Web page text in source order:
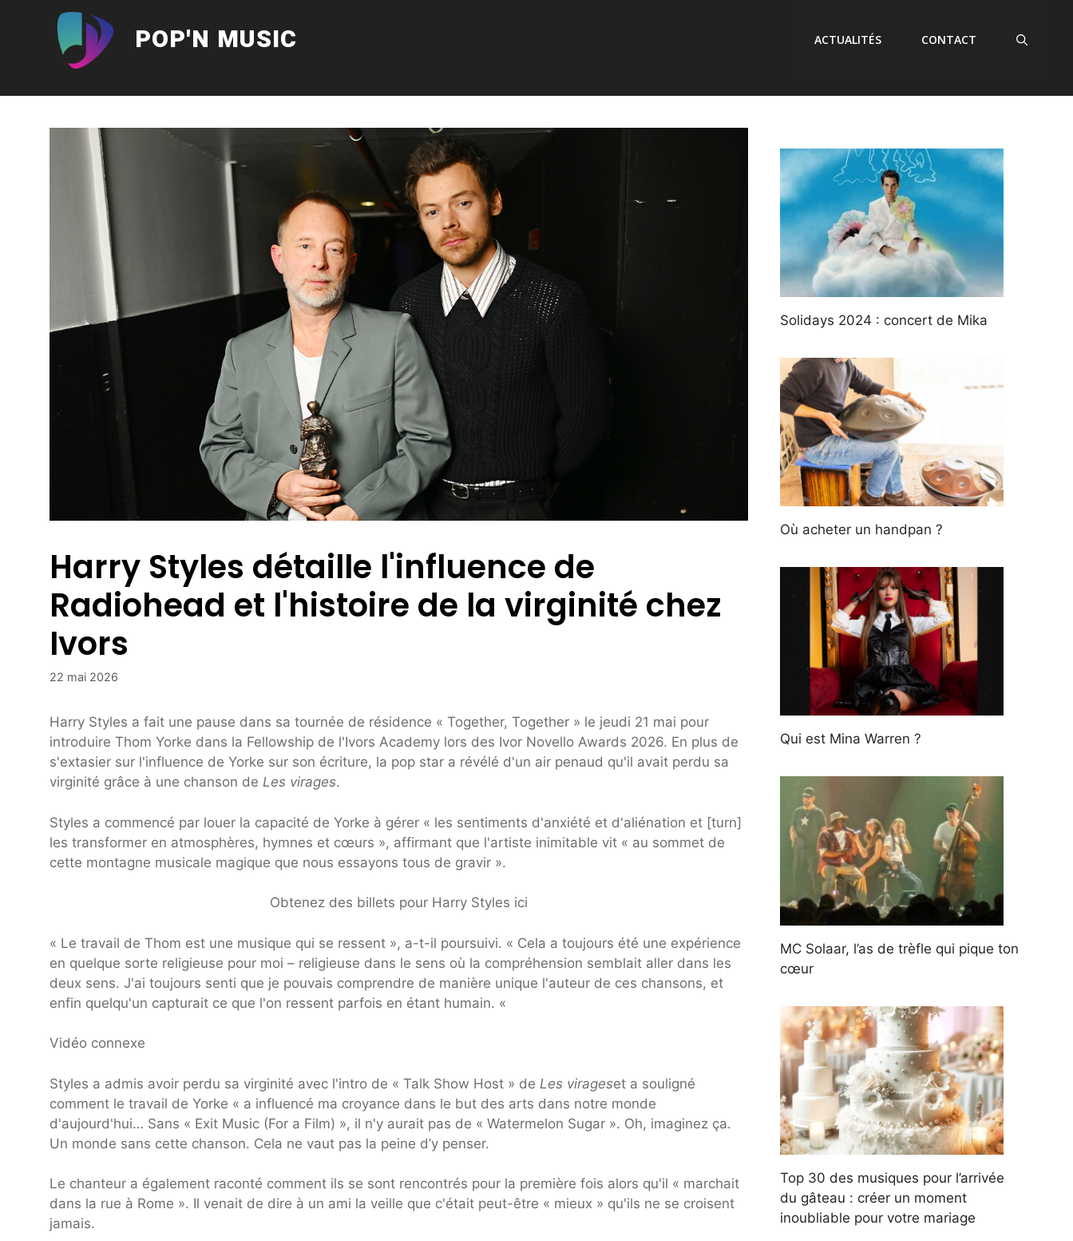
POP'N MUSIC ACTUALITÉS CONTACT
Harry Styles détaille l'influence de
Radiohead et l'histoire de la virginité chez
Ivors
22 mai 2026
Harry Styles a fait une pause dans sa tournée de résidence « Together, Together » le jeudi 21 mai pour
introduire Thom Yorke dans la Fellowship de l'Ivors Academy lors des Ivor Novello Awards 2026. En plus de
s'extasier sur l'influence de Yorke sur son écriture, la pop star a révélé d'un air penaud qu'il avait perdu sa
virginité grâce à une chanson de Les virages.
Styles a commencé par louer la capacité de Yorke à gérer « les sentiments d'anxiété et d'aliénation et [turn]
les transformer en atmosphères, hymnes et cœurs », affirmant que l'artiste inimitable vit « au sommet de
cette montagne musicale magique que nous essayons tous de gravir ».
Obtenez des billets pour Harry Styles ici
« Le travail de Thom est une musique qui se ressent », a-t-il poursuivi. « Cela a toujours été une expérience
en quelque sorte religieuse pour moi – religieuse dans le sens où la compréhension semblait aller dans les
deux sens. J'ai toujours senti que je pouvais comprendre de manière unique l'auteur de ces chansons, et
enfin quelqu'un capturait ce que l'on ressent parfois en étant humain. «
Vidéo connexe
Styles a admis avoir perdu sa virginité avec l'intro de « Talk Show Host » de Les virageset a souligné
comment le travail de Yorke « a influencé ma croyance dans le but des arts dans notre monde
d'aujourd'hui… Sans « Exit Music (For a Film) », il n'y aurait pas de « Watermelon Sugar ». Oh, imaginez ça.
Un monde sans cette chanson. Cela ne vaut pas la peine d’y penser.
Le chanteur a également raconté comment ils se sont rencontrés pour la première fois alors qu'il « marchait
dans la rue à Rome ». Il venait de dire à un ami la veille que c'était peut-être « mieux » qu'ils ne se croisent
jamais.
Solidays 2024 : concert de Mika
Où acheter un handpan ?
Qui est Mina Warren ?
MC Solaar, l’as de trèfle qui pique ton
cœur
Top 30 des musiques pour l’arrivée
du gâteau : créer un moment
inoubliable pour votre mariage